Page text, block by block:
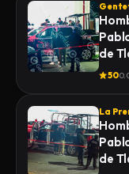
de
50
La
de